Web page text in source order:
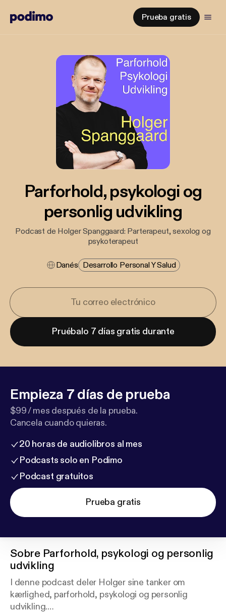
Prueba gratis
Parforhold, psykologi og
personlig udvikling
Podcast de Holger Spanggaard: Parterapeut, sexolog og
psykoterapeut
Danés Desarrollo Personal Y Salud
Pruébalo 7 días gratis durante
Empieza 7 días de prueba
$99 / mes después de la prueba.
Cancela cuando quieras.
20 horas de audiolibros al mes
Podcasts solo en Podimo
Podcast gratuitos
Prueba gratis
Sobre Parforhold, psykologi og personlig
udvikling
I denne podcast deler Holger sine tanker om
kærlighed, parforhold, psykologi og personlig
udvikling.